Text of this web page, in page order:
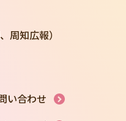
周知広報）
い合わせ